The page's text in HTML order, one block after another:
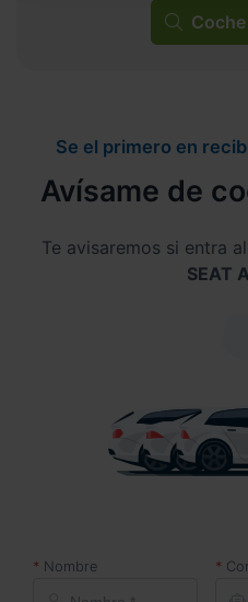
Se el primero en
Avísame de
Te avisaremos si entra
SEAT
Nombre